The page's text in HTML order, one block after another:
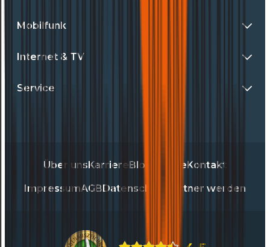
Mobilfunk
Internet & TV
Service
Über unsKarriereBlog PresseKontakt
ImpressumAGBDatenschutz Partner werden